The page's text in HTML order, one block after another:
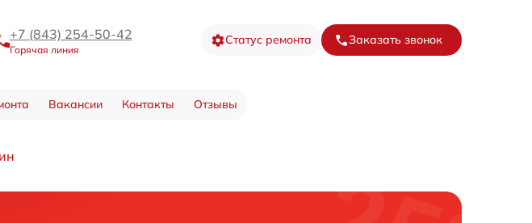
+7 (843) 254-50-42
Горячая линия
Статус ремонта Заказать звонок
Вакансии Контакты Отзывы